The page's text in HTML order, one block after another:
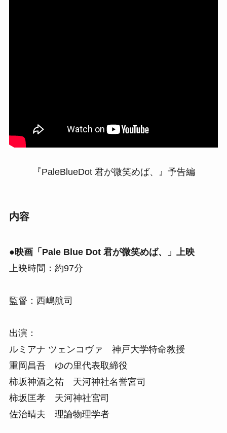
『PaleBlueDot 君が微笑めば、』予告編
内容
●映画「Pale Blue Dot 君が微笑めば、」上映
上映時間：約97分
監督：西嶋航司
出演：
ルミアナ ツェンコヴァ 神戸大学特命教授
重岡昌吾 ゆの里代表取締役
柿坂神酒之祐 天河神社名誉宮司
柿坂匡孝 天河神社宮司
佐治晴夫 理論物理学者